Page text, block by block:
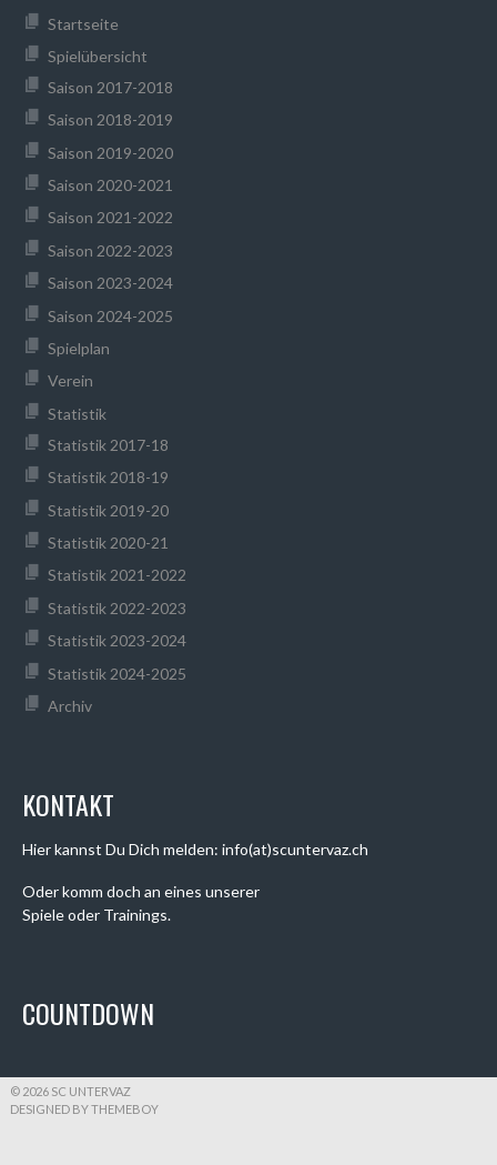
Startseite
Spielübersicht
Saison 2017-2018
Saison 2018-2019
Saison 2019-2020
Saison 2020-2021
Saison 2021-2022
Saison 2022-2023
Saison 2023-2024
Saison 2024-2025
Spielplan
Verein
Statistik
Statistik 2017-18
Statistik 2018-19
Statistik 2019-20
Statistik 2020-21
Statistik 2021-2022
Statistik 2022-2023
Statistik 2023-2024
Statistik 2024-2025
Archiv
KONTAKT
Hier kannst Du Dich melden: info(at)scuntervaz.ch
Oder komm doch an eines unserer
Spiele oder Trainings.
COUNTDOWN
© 2026 SC UNTERVAZ
DESIGNED BY THEMEBOY